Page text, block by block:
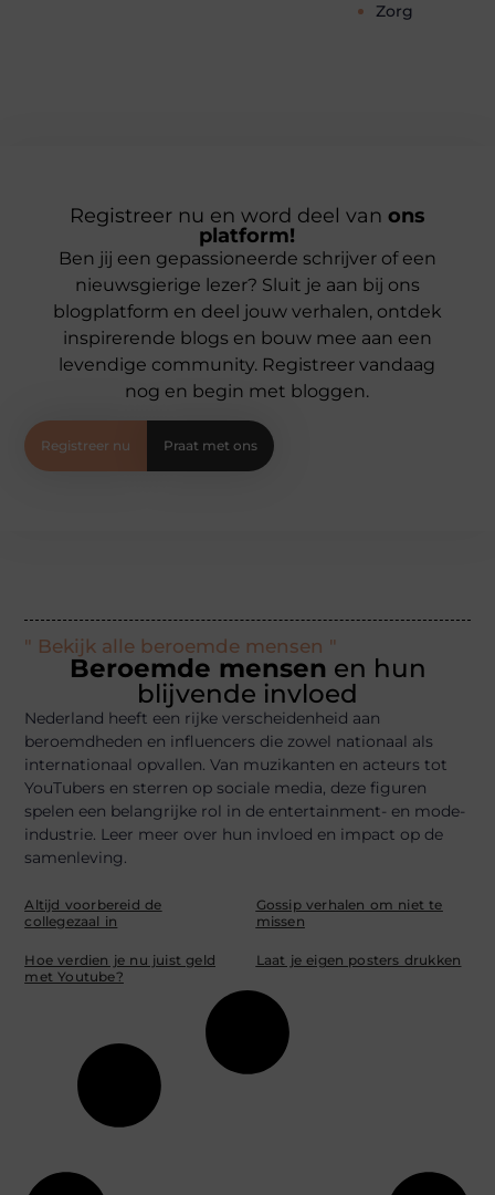
Zorg
Registreer nu en word deel van ons
platform!
Ben jij een gepassioneerde schrijver of een
nieuwsgierige lezer? Sluit je aan bij ons
blogplatform en deel jouw verhalen, ontdek
inspirerende blogs en bouw mee aan een
levendige community. Registreer vandaag
nog en begin met bloggen.
Registreer nu Praat met ons
" Bekijk alle beroemde mensen "
Beroemde mensen en hun
blijvende invloed
Nederland heeft een rijke verscheidenheid aan
beroemdheden en influencers die zowel nationaal als
internationaal opvallen. Van muzikanten en acteurs tot
YouTubers en sterren op sociale media, deze figuren
spelen een belangrijke rol in de entertainment- en mode-
industrie. Leer meer over hun invloed en impact op de
samenleving.
Altijd voorbereid de
collegezaal in
Gossip verhalen om niet te
missen
Hoe verdien je nu juist geld
met Youtube?
Laat je eigen posters drukken